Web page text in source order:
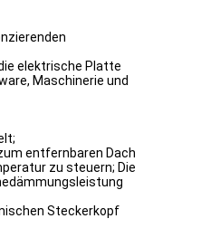
elektrische Platte
Maschinerie und
entfernbaren Dach
zu steuern; Die
Steckerkopf